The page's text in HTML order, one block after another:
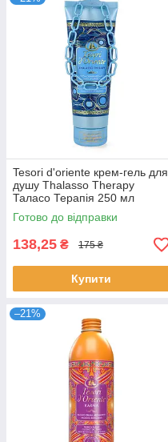
Tesori d'oriente крем-гель для
душу Thalasso Therapy
Таласо Терапія 250 мл
Готово до відправки
138,25 ₴ 175 ₴
Купити
–21%